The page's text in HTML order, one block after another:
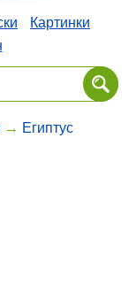
Картинки
→ Египтус